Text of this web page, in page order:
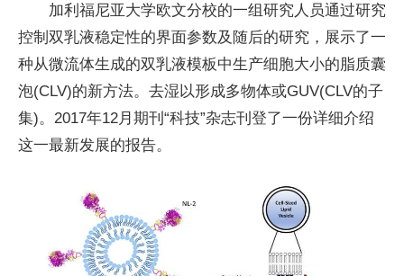
加利福尼亚大学欧文分校的一组研究人员通过研究
控制双乳液稳定性的界面参数及随后的研究，展示了一
种从微流体生成的双乳液模板中生产细胞大小的脂质囊
泡(CLV)的新方法。去湿以形成多物体或GUV(CLV的子
集)。2017年12月期刊“科技”杂志刊登了一份详细介绍
这一最新发展的报告。